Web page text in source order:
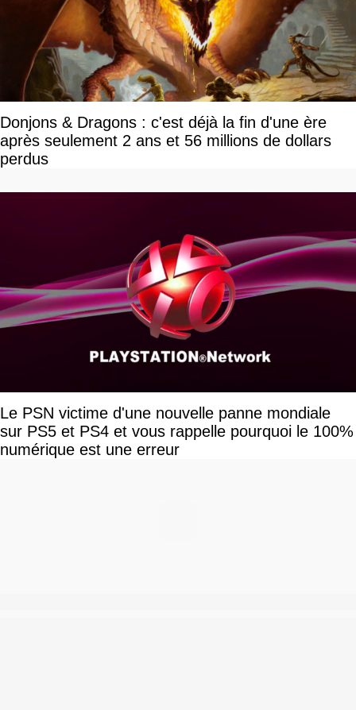
Donjons & Dragons : c'est déjà la fin d'une ère
après seulement 2 ans et 56 millions de dollars
perdus
Le PSN victime d'une nouvelle panne mondiale
sur PS5 et PS4 et vous rappelle pourquoi le 100%
numérique est une erreur